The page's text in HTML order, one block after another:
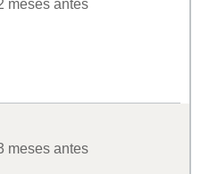
meses antes
meses antes